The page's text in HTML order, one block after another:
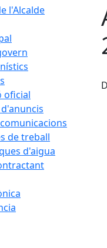
l'Alcalde
oficial
de treball
d'aigua